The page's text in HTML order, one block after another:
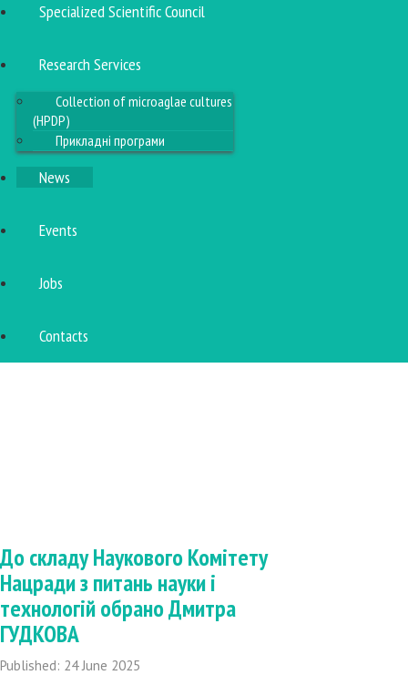
Specialized Scientific Council
Research Services
Collection of microaglae cultures
(HPDP)
Прикладні програми
News
Events
Jobs
Contacts
До складу Наукового Комітету
Нацради з питань науки і
технологій обрано Дмитра
ГУДКОВА
Published: 24 June 2025